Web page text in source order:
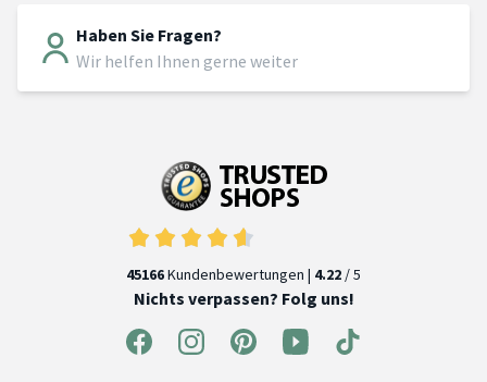
Haben Sie Fragen?
Wir helfen Ihnen gerne weiter
45166Kundenbewertungen | 4.22 / 5
Nichts verpassen? Folg uns!